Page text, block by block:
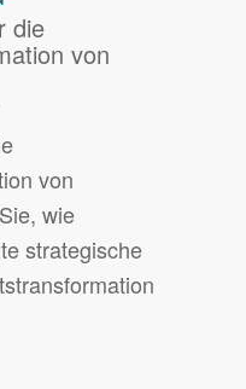
die
von
von
wie
strategische